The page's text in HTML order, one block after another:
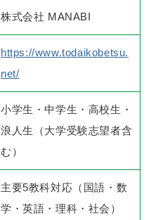
株式会社 MANABI
https://www.todaikobetsu.
net/
小学生・中学生・高校生・
浪人生（大学受験志望者含
む）
主要5教科対応（国語・数
学・英語・理科・社会）